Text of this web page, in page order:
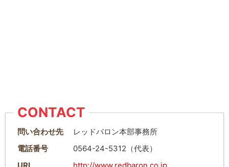
CONTACT
問い合わせ先
レッドバロン本部事務所
電話番号
0564-24-5312（代表）